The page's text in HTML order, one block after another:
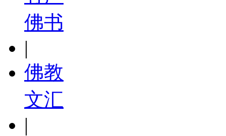
佛书
|
佛教
文汇
|